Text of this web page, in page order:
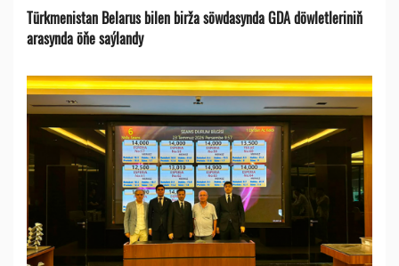
Türkmenistan Belarus bilen birža söwdasynda GDA döwletleriniň
arasynda öňe saýlandy